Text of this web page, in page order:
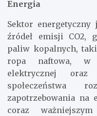
Energia
Sektor
źródeł emisji CO2,
paliw kopalnych,
ropa naftowa, w
elektrycznej
zapotrzebowania na
coraz